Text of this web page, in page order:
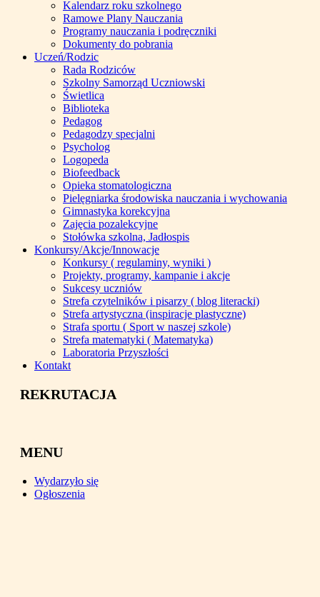
Kalendarz roku szkolnego
Ramowe Plany Nauczania
Programy nauczania i podręczniki
Dokumenty do pobrania
Uczeń/Rodzic
Rada Rodziców
Szkolny Samorząd Uczniowski
Świetlica
Biblioteka
Pedagog
Pedagodzy specjalni
Psycholog
Logopeda
Biofeedback
Opieka stomatologiczna
Pielęgniarka środowiska nauczania i wychowania
Gimnastyka korekcyjna
Zajęcia pozalekcyjne
Stołówka szkolna, Jadłospis
Konkursy/Akcje/Innowacje
Konkursy ( regulaminy, wyniki )
Projekty, programy, kampanie i akcje
Sukcesy uczniów
Strefa czytelników i pisarzy ( blog literacki)
Strefa artystyczna (inspiracje plastyczne)
Strafa sportu ( Sport w naszej szkole)
Strefa matematyki ( Matematyka)
Laboratoria Przyszłości
Kontakt
REKRUTACJA
MENU
Wydarzyło się
Ogłoszenia